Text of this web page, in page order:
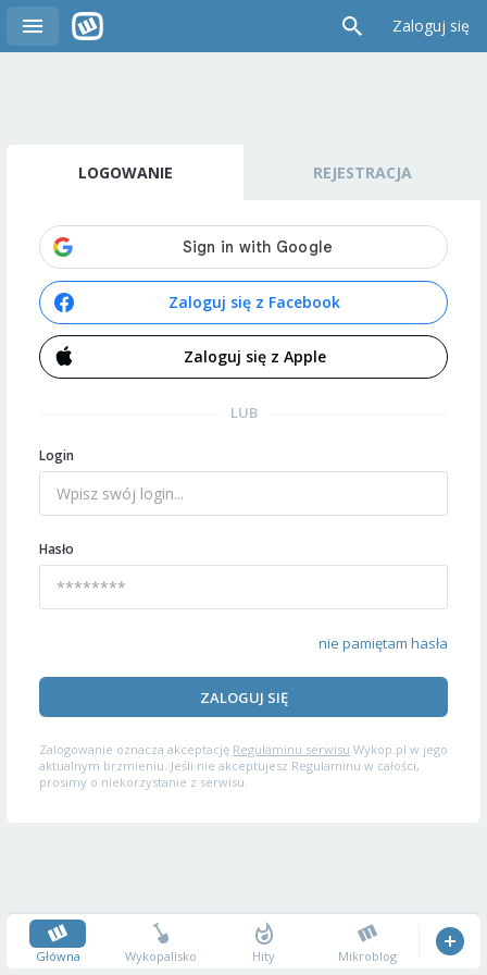
Zaloguj się
LOGOWANIE REJESTRACJA
Zaloguj się z Facebook
Zaloguj się z Apple
LUB
Login
Hasło
nie pamiętam hasła
ZALOGUJ SIĘ
Zalogowanie oznacza akceptację Regulaminu serwisu Wykop.pl w jego
aktualnym brzmieniu. Jeśli nie akceptujesz Regulaminu w całości,
prosimy o niekorzystanie z serwisu.
Główna Wykopalisko Hity Mikroblog